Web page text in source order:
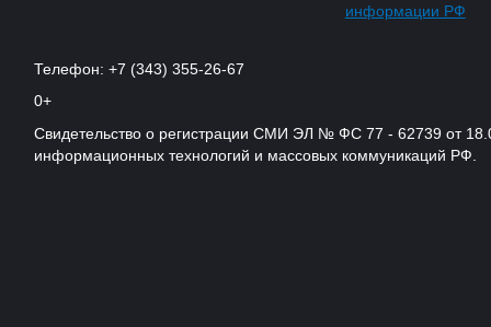
информации РФ
Телефон: +7 (343) 355-26-67
0+
Свидетельство о регистрации СМИ ЭЛ № ФС 77 - 62739 от
информационных технологий и массовых коммуникаций РФ.